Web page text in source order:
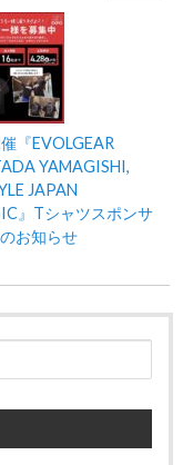
『EVOLGEAR
YAMAGISHI,
JAPAN
』Tシャツスポンサ
お知らせ